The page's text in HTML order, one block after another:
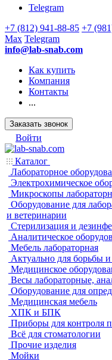
Telegram
+7 (812) 941-88-85 +7
Max Telegram
info@lab-snab.com
Как купить
Компания
Контакты
...
Заказать звонок
Войти
Каталог
Лабораторное
Электрохимическое
Микроскопы
Оборудование для
и ветеринарии
Стерилизация и
Аналитическое
Мебель лабораторная
Актуально для борьбы
Медицинское
Весы лабораторные,
Оборудование для
Медицинская мебель
ХПК и БПК
Приборы для контроля
Всё для стоматологии
Прочие изделия
Мойки